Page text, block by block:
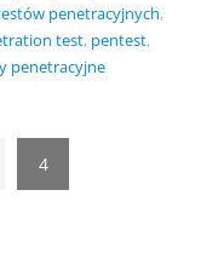
penetracyjnych,
test, pentest,
penetracyjne
4